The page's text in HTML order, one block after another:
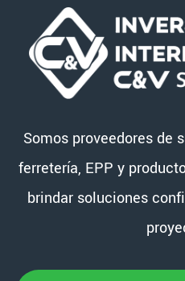
Somos proveedores de
ferretería, EPP y
brindar soluciones